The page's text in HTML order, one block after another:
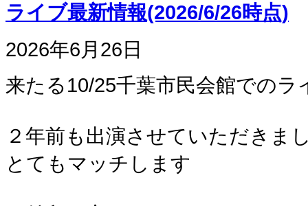
ライブ最新情報(2026/6/26時点)
2026年6月26日
来たる10/25千葉市民会館での
２年前も出演させていただきま
とてもマッチします